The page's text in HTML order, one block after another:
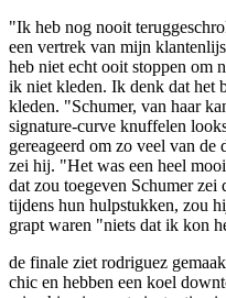
"Ik heb nog nooit
een vertrek van mijn
heb niet echt ooit stoppen om
ik niet kleden. Ik denk dat het
kleden. "Schumer, van haar
signature-curve knuffelen
gereageerd om zo veel van
zei hij. "Het was een heel
dat zou toegeven Schumer zei
tijdens hun hulpstukken, zou
grapt waren "niets dat ik kon
de finale ziet rodriguez
chic en hebben een koel